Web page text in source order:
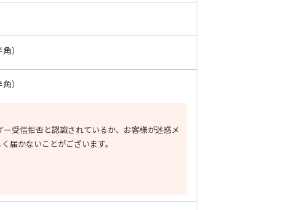
）
）
受信拒否と認識されているか、お客様が迷惑メ
届かないことがございます。